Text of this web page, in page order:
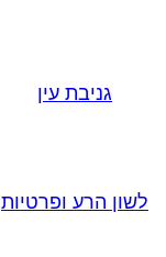
גניבת עין
לשון הרע ופרטיות